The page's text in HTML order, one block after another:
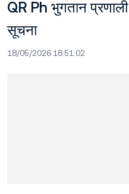
QR Ph भुगतान
सूचना
18/05/2026 18:51:02